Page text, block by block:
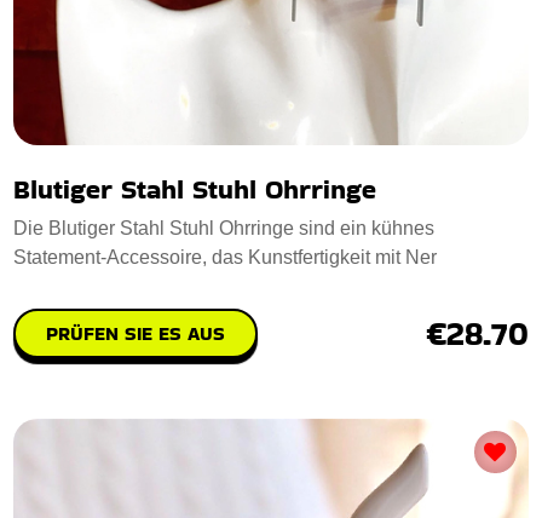
Blutiger Stahl Stuhl Ohrringe
Die Blutiger Stahl Stuhl Ohrringe sind ein kühnes
Statement-Accessoire, das Kunstfertigkeit mit Ner
PRÜFEN SIE ES AUS €28.70